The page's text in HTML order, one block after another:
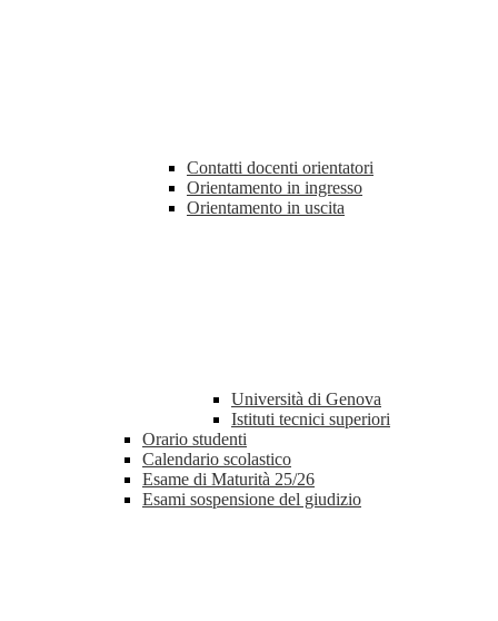
Contatti docenti orientatori
Orientamento in ingresso
Orientamento in uscita
Università di Genova
Istituti tecnici superiori
Orario studenti
Calendario scolastico
Esame di Maturità 25/26
Esami sospensione del giudizio